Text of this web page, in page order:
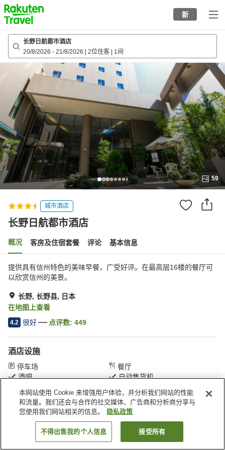
to
top
page
新
长野日航都市酒店
20/8/2026 - 21/8/2026 2位住客 1间
59
城市酒店
长野日航都市酒店
概况 客房及住宿套餐 评论 基本信息
提供具有信州特色的美味早餐，广受好评。在最高层16楼的餐厅可
以欣赏信州的美景。
长野, 长野县, 日本
在地图上查看
4.2 很好 点评数: 449
酒店设施
停车场
餐厅
酒吧
自动售货机
首页 日本 长野县 长野 长野日航都市酒店
搜索客房
本网站使用 Cookie 来增强用户体验，并分析我们网站的性能
和流量。我们还会与合作的社交媒体、广告商和分析商分享与
您使用我们网站相关的信息。
隐私政策
不得出售我的个人信息 接受所有